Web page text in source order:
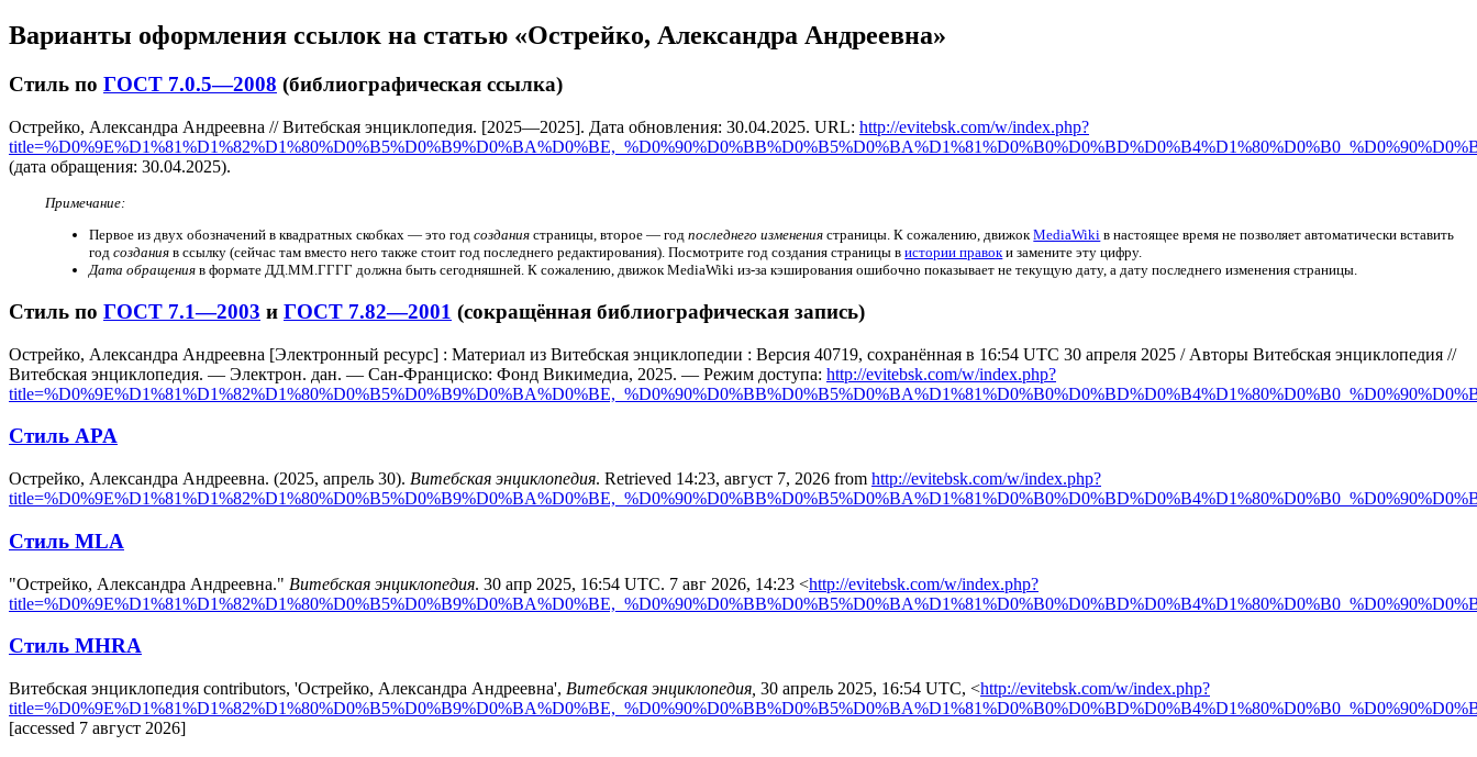
Варианты оформления ссылок на статью «Острейко, Александра Андреевна»
Стиль по ГОСТ 7.0.5—2008 (библиографическая ссылка)
Острейко, Александра Андреевна // Витебская энциклопедия. [2025—2025]. Дата обновления: 30.04.2025. URL: http://evitebsk.com/w/index.php?
(дата обращения: 30.04.2025).
Примечание:
Первое из двух обозначений в квадратных скобках — это годсоздания страницы, второе — годпоследнего изменения страницы. К сожалению, движокMediaWiki в настоящее время не позволяет автоматически вставить
годсоздания в ссылку (сейчас там вместо него также стоит год последнего редактирования). Посмотрите год создания страницы вистории правоки замените эту цифру.
Дата обращения в формате ДД.ММ.ГГГГ должна быть сегодняшней. К сожалению, движок MediaWiki из-за кэширования ошибочно показывает не текущую дату, а дату последнего изменения страницы.
Стиль по ГОСТ 7.1—2003 и ГОСТ 7.82—2001 (сокращённая библиографическая запись)
Острейко, Александра Андреевна [Электронный ресурс] : Материал из Витебская энциклопедии : Версия 40719, сохранённая в 16:54 UTC 30 апреля 2025 / Авторы Витебская энциклопедия //
Витебская энциклопедия. — Электрон. дан. — Сан-Франциско: Фонд Викимедиа, 2025. — Режим доступа: http://evitebsk.com/w/index.php?
Стиль APA
Острейко, Александра Андреевна. (2025, апрель 30). Витебская энциклопедия. Retrieved 14:23, август 7, 2026 from http://evitebsk.com/w/index.php?
Стиль MLA
"Острейко, Александра Андреевна." Витебская энциклопедия. 30 апр 2025, 16:54 UTC. 7 авг 2026, 14:23 <http://evitebsk.com/w/index.php?
Стиль MHRA
Витебская энциклопедия contributors, 'Острейко, Александра Андреевна', Витебская энциклопедия, 30 апрель 2025, 16:54 UTC, <http://evitebsk.com/w/index.php?
[accessed 7 август 2026]